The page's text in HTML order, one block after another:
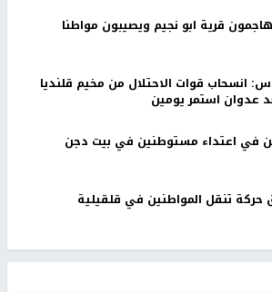
قرية ابو نجيم ويصيبون مواطنا
انسحاب قوات الاحتلال من مخيم قلنديا
عدوان استمر يومين
في اعتداء مستوطنين في بيت دجن
حركة تنقل المواطنين في قلقيلية